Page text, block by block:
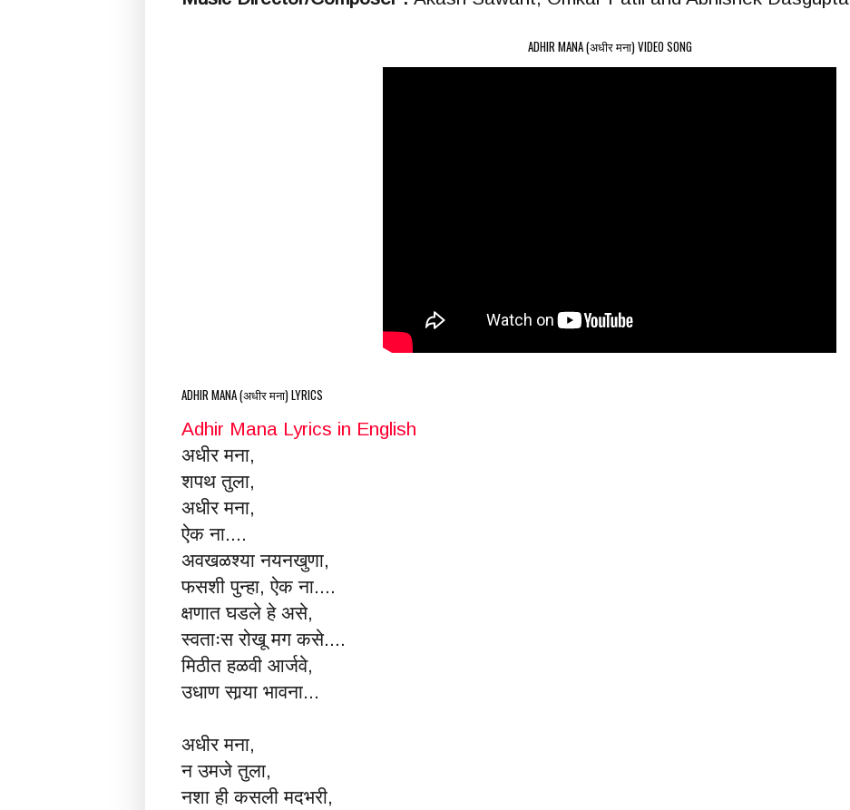
ADHIR MANA (अधीर मना) VIDEO SONG
ADHIR MANA (अधीर मना) LYRICS
Adhir Mana Lyrics in English
अधीर मना,
शपथ तुला,
अधीर मना,
ऐक ना....
अवखळश्या नयनखुणा,
फसशी पुन्हा, ऐक ना....
क्षणात घडले हे असे,
स्वताःस रोखू मग कसे....
मिठीत हळवी आर्जवे,
उधाण सार्‍या भावना...
अधीर मना,
न उमजे तुला,
नशा ही कसली मदभरी,